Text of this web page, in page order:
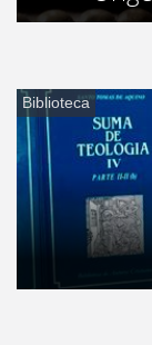
Biblioteca